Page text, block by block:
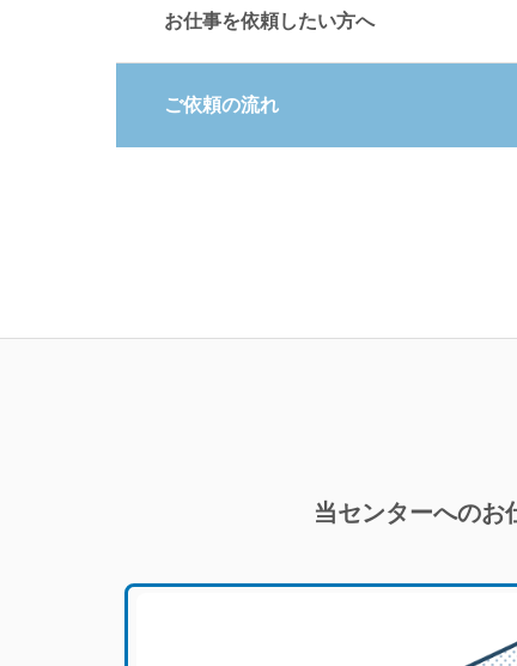
お仕事を依頼したい方へ
ご依頼の流れ
当センターへのお